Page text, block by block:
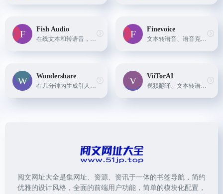
Fish Audio
在线文本和转语音，语音克隆
Finevoice
文本转语音、语音克隆、AI翻唱、AI变声
Wondershare
在几分钟内生成引人入胜的 AI 数字人视频
ViiTorAI
视频翻译、文本转语音、图片对口型、音色克隆与语音合成，一站式平台。
阅文网址大全是集网址、资源、资讯于一体的书签导航，简约
优雅的设计风格，全面的前端用户功能，简单的模块化配置，